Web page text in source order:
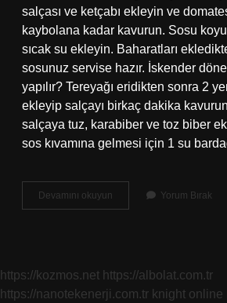
salçası ve ketçabı ekleyin ve
kaybolana kadar kavurun. Sosu
sıcak su ekleyin. Baharatları
sosunuz servise hazır. İskender
yapılır? Tereyağı eridikten sonra 2
ekleyip salçayı birkaç dakika
salçaya tuz, karabiber ve toz biber
sos kıvamına gelmesi için 1 su
Devamını okuyun Iskenderun
Döner
Yorum Bırak
https://kozmos.net https://albolat.com.tr
https://nanotekenerji.com.tr knight online